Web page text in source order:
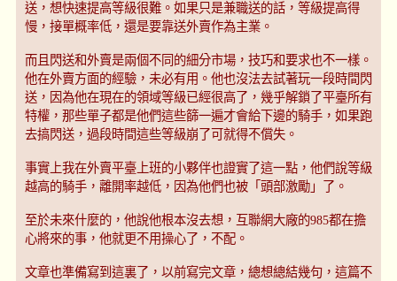
送，想快速提高等級很難。如果只是兼職送的話，等級提高得
慢，接單概率低，還是要靠送外賣作為主業。
而且閃送和外賣是兩個不同的細分市場，技巧和要求也不一樣。
他在外賣方面的經驗，未必有用。他也沒法去試著玩一段時間閃
送，因為他在現在的領域等級已經很高了，幾乎解鎖了平臺所有
特權，那些單子都是他們這些篩一遍才會給下邊的騎手，如果跑
去搞閃送，過段時間這些等級崩了可就得不償失。
事實上我在外賣平臺上班的小夥伴也證實了這一點，他們說等級
越高的騎手，離開率越低，因為他們也被「頭部激勵」了。
至於未來什麼的，他說他根本沒去想，互聯網大廠的985都在擔
心將來的事，他就更不用操心了，不配。
文章也準備寫到這裏了，以前寫完文章，總想總結幾句，這篇不